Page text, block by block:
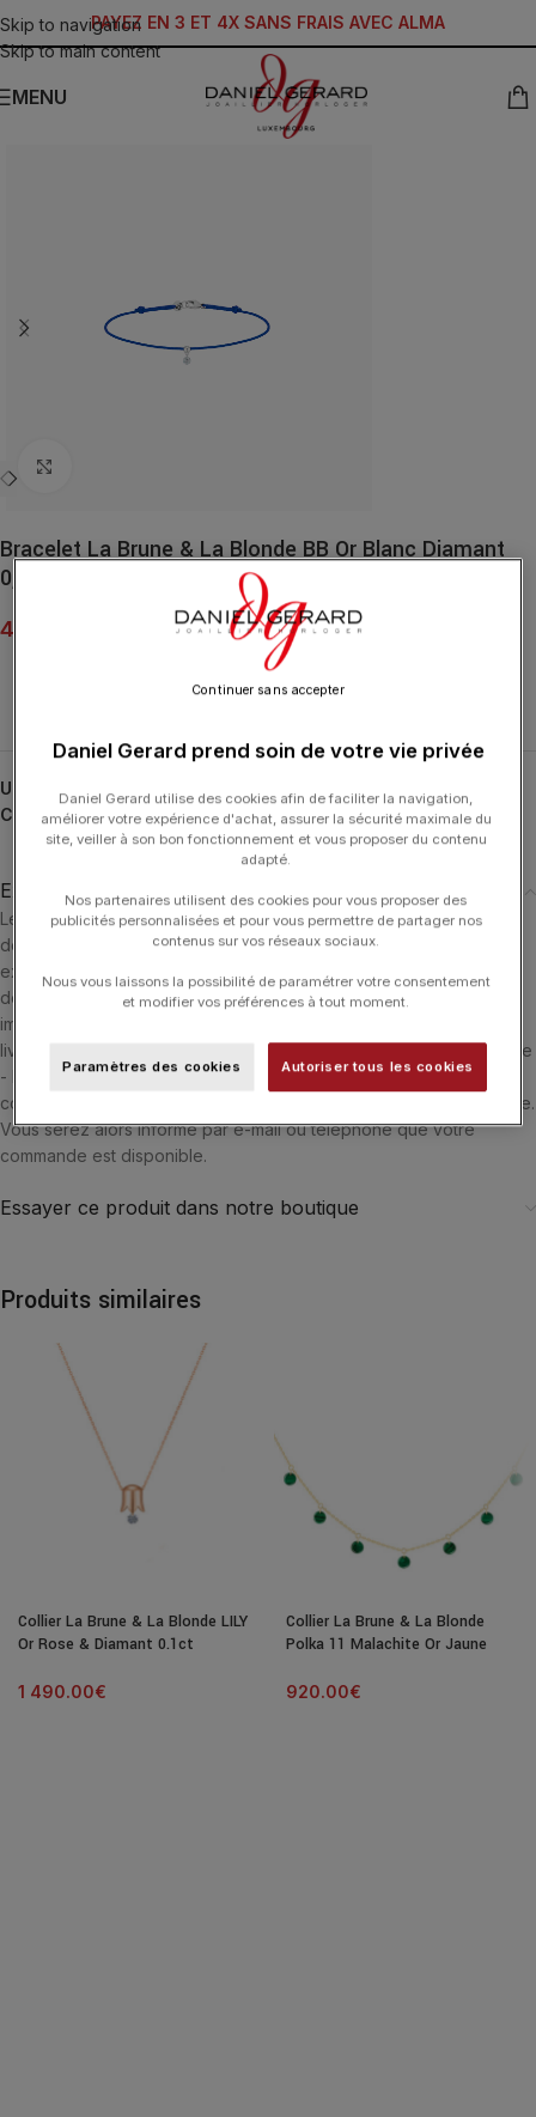
Skip to navigation
Skip to main content
PAYEZ EN 3 ET 4X SANS FRAIS AVEC ALMA
MENU
Bracelet La Brune & La Blonde BB Or Blanc Diamant
0,07ct
490.00
UGS :
Catégorie : LA BRUNE ET LA BLONDE
Expédition & Livraison
Les produits en stock sont généralement expédiés dans un délai
de 24 heures ouvrées après réception du paiement. Ils sont
expédiés via le transporteur le plus adéquate en fonction du lieu
de livraison. Si le produit n'est pas en stock il sera commandé
immédiatement et nous vous informerons dès sa réception. La
livraison est offerte dans les 3 pays suivants : Luxembourg - France
- Belgique. Si vous souhaitez être accueilli par l'un de nos
conseiller, vous pouvez choisir le retrait de vos achats en boutique.
Vous serez alors informé par e-mail ou téléphone que votre
commande est disponible.
Essayer ce produit dans notre boutique
Produits similaires
Collier La Brune & La Blonde LILY
Or Rose & Diamant 0.1ct
1 490.00€
Collier La Brune & La Blonde
Polka 11 Malachite Or Jaune
920.00€
Daniel Gerard prend soin de votre vie privée
Daniel Gerard utilise des cookies afin de faciliter la navigation,
améliorer votre expérience d'achat, assurer la sécurité maximale du
site, veiller à son bon fonctionnement et vous proposer du contenu
adapté.
Nos partenaires utilisent des cookies pour vous proposer des
publicités personnalisées et pour vous permettre de partager nos
contenus sur vos réseaux sociaux.
Nous vous laissons la possibilité de paramétrer votre consentement
et modifier vos préférences à tout moment.
Paramètres des cookies Autoriser tous les cookies
Continuer sans accepter